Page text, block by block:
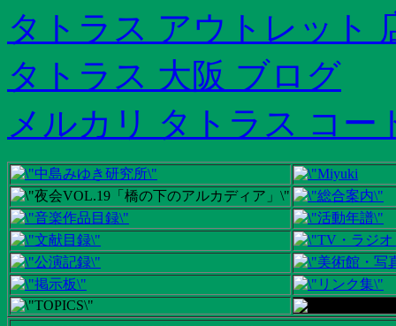
タトラス アウトレット
タトラス 大阪 ブログ
メルカリ タトラス コー